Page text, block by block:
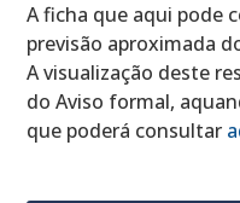
A ficha que aqui pode
previsão aproximada
A visualização deste
do Aviso formal,
que poderá consultar